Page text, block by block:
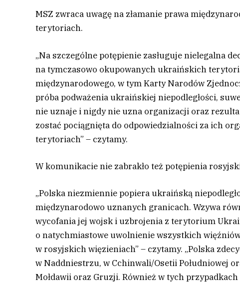
MSZ zwraca uwagę na złamanie prawa
terytoriach.
„Na szczególne potępienie zasługuje nielegalna
na tymczasowo okupowanych ukraińskich
międzynarodowego, w tym Karty Narodów
próba podważenia ukraińskiej niepodległości,
nie uznaje i nigdy nie uzna organizacji oraz
zostać pociągnięta do odpowiedzialności za ich
terytoriach” – czytamy.
W komunikacie nie zabrakło też potępienia
„Polska niezmiennie popiera ukraińską
międzynarodowo uznanych granicach. Wzywa
wycofania jej wojsk i uzbrojenia z terytorium
o natychmiastowe uwolnienie wszystkich
w rosyjskich więzieniach” – czytamy. „Polska
w Naddniestrzu, w Cchinwali/Osetii Południowej
Mołdawii oraz Gruzji. Również w tych